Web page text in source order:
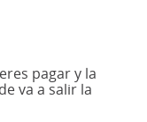
pagar y la
va a salir la